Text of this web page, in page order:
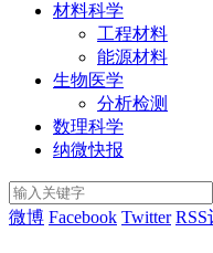
材料科学
工程材料
能源材料
生物医学
分析检测
数理科学
纳微快报
微博 Facebook Twitter RSS